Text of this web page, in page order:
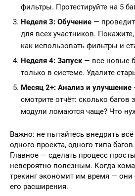
фильтры. Протестируйте на 5
Неделя 3: Обучение —
для всех участников.
как использовать фильтры и
Неделя 4: Запуск— все новые
только в системе. Удалите
Месяц 2+: Анализ и улучшение
смотрите отчёт: сколько багов
модули ломаются чаще? Что
Важно: не пытайтесь внедрить всё
одного проекта, одного типа
Главное — сделать процесс
невероятно полезным. Когда
трекинг экономит им время — они
его расширения.